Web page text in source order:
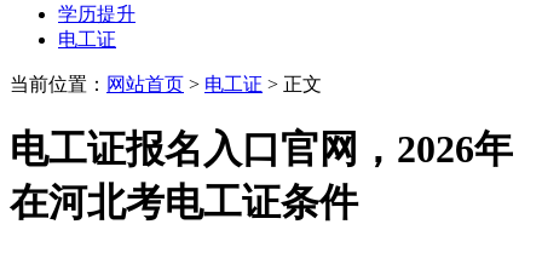
学历提升
电工证
当前位置： 网站首页 > 电工证 > 正文
电工证报名入口官网，2026年
在河北考电工证条件